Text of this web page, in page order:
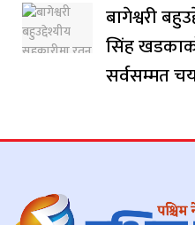
बागेश्वरी
सिंह
सर्वसम्मत